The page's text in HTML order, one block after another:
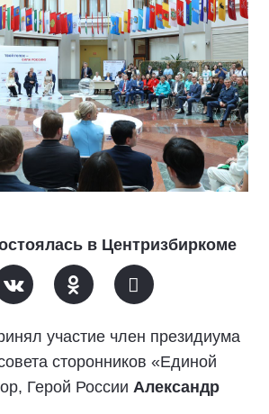
в Центризбиркоме
участие член президиума
сторонников «Единой
Герой России Александр